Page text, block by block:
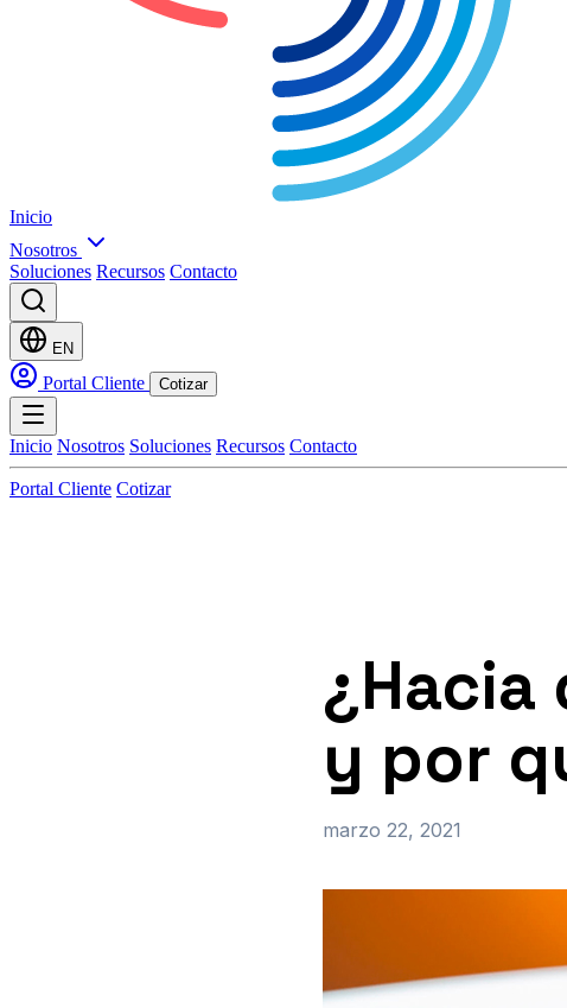
Inicio
Nosotros
Soluciones Recursos Contacto
EN
Portal Cliente Cotizar
Inicio Nosotros Soluciones Recursos Contacto
Portal Cliente Cotizar
¿Hacia
y por
marzo 22, 2021